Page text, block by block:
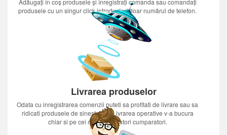
produsele cu un singur click introducînd doar numărul de telefon.
Livrarea produselor
Odata cu inregistrarea comenzii puteti sa profitati de livrare sau sa
ridicati produsele de sinestatator.Livrarea operative v-a bucura
chiar si pe cei mai nerabdatori cumparatori.